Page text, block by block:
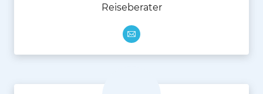
Reiseberater